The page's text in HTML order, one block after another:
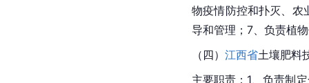
物疫情防控和扑灭、农
导和管理；7、负责植
（四） 江西省土壤肥料
主要职责：1、负责制